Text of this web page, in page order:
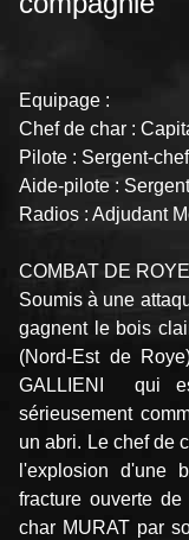
Equipage :
Chef de char :
Pilote : Sergent-
Aide-pilote :
Radios : Adjudant
COMBAT DE
Soumis à une
gagnent le bois
(Nord-Est de
GALLIENI qui
sérieusement
un abri. Le chef de
l'explosion d'une
fracture ouverte
char MURAT par